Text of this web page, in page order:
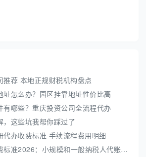
推荐 本地正规财税机构盘点
怎么办？园区挂靠地址性价比高
有哪些？重庆投资公司全流程代办
这些坑我帮你踩过了
办收费标准 手续流程费用明细
6.代理记账公司收费标准2026：小规模和一般纳税人代账费解析